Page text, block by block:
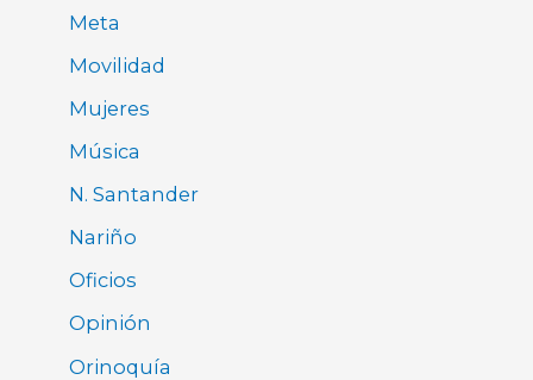
Meta
Movilidad
Mujeres
Música
N. Santander
Nariño
Oficios
Opinión
Orinoquía